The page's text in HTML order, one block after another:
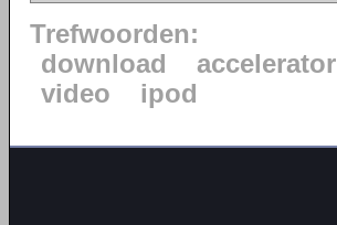
Trefwoorden:
download
accelerator
video
ipod